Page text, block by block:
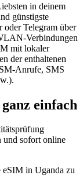
in deinem
günstigste
oder Telegram über
Verbindungen
mit lokaler
der enthaltenen
Anrufe, SMS
einfach
und sofort online
eSIM in Uganda zu